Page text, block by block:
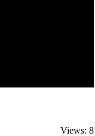
Views: 8